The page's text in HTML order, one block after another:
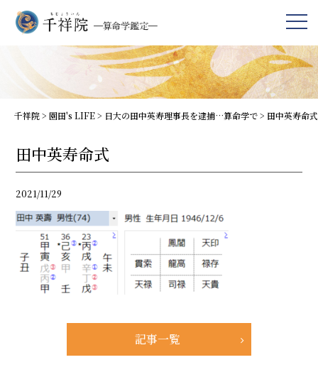
千祥院> 園田's LIFE> 日大の田中英寿理事長を逮捕…算命学で> 田中英寿命式
田中英寿命式
2021/11/29
記事一覧